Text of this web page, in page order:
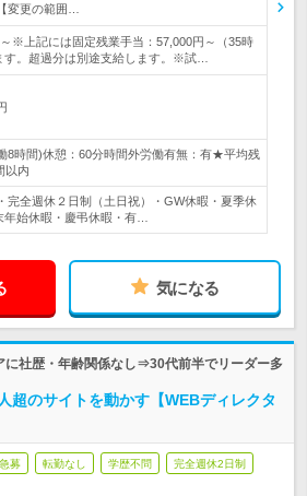
変更の範囲…
※上記には固定残業手当：57,000円～（35時
す。超過分は別途支給します。※試…
8時間)休憩：60分時間外労働有無：有★平均残
以内
完全週休２日制（土日祝）・GW休暇・夏季休
始休暇・慶弔休暇・有…
気になる
に社歴・年齢関係なし⇒30代前半でリーダー多
超のサイトを動かす【WEBディレクタ
急募 転勤なし 学歴不問 完全週休2日制